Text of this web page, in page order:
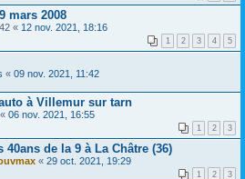
mars 2008
« 12 nov. 2021, 18:16
1 2 3 4 5
« 09 nov. 2021, 11:42
à Villemur sur tarn
« 06 nov. 2021, 16:55
1 2 3
40ans de la 9 à La Châtre (36)
« 29 oct. 2021, 19:29
1 2 3